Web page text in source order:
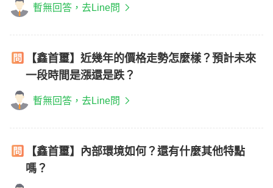
暫無回答，去Line問
【鑫首璽】近幾年的價格走勢怎麼樣？預計未來
一段時間是漲還是跌？
暫無回答，去Line問
【鑫首璽】內部環境如何？還有什麼其他特點
嗎？